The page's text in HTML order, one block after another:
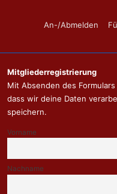
Footer-
An-/Abmelden
Mitgliederregistrierung
Mit Absenden des
dass wir deine Daten
speichern.
Vorname
Nachname